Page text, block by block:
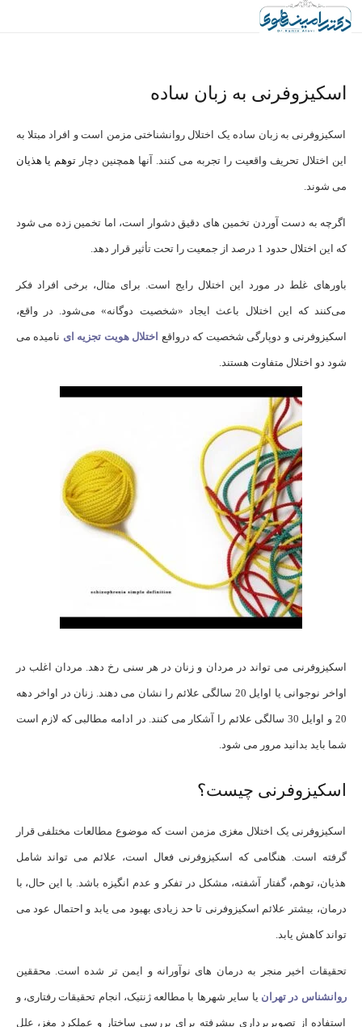
اسکیزوفرنی به زبان ساده
اسکیزوفرنی به زبان ساده یک اختلال روانشناختی مزمن است و افراد مبتلا به
این اختلال تحریف واقعیت را تجربه می کنند. آنها همچنین دچار توهم یا هذیان
می شوند.
اگرچه به دست آوردن تخمین های دقیق دشوار است، اما تخمین زده می شود
که این اختلال حدود 1 درصد از جمعیت را تحت تأثیر قرار دهد.
باورهای غلط در مورد این اختلال رایج است. برای مثال، برخی افراد فکر
می‌کنند که این اختلال باعث ایجاد «شخصیت دوگانه» می‌شود. در واقع،
اسکیزوفرنی و دوپارگی شخصیت که درواقع اختلال هویت تجزیه ای نامیده می
شود دو اختلال متفاوت هستند.
اسکیزوفرنی می تواند در مردان و زنان در هر سنی رخ دهد. مردان اغلب در
اواخر نوجوانی یا اوایل 20 سالگی علائم را نشان می دهند. زنان در اواخر دهه
20 و اوایل 30 سالگی علائم را آشکار می کنند. در ادامه مطالبی که لازم است
شما باید بدانید مرور می شود.
اسکیزوفرنی چیست؟
اسکیزوفرنی یک اختلال مغزی مزمن است که موضوع مطالعات مختلفی قرار
گرفته است. هنگامی که اسکیزوفرنی فعال است، علائم می تواند شامل
هذیان، توهم، گفتار آشفته، مشکل در تفکر و عدم انگیزه باشد. با این حال، با
درمان، بیشتر علائم اسکیزوفرنی تا حد زیادی بهبود می یابد و احتمال عود می
تواند کاهش یابد.
تحقیقات اخیر منجر به درمان های نوآورانه و ایمن تر شده است. محققین
روانشناس در تهران یا سایر شهرها با مطالعه ژنتیک، انجام تحقیقات رفتاری، و
استفاده از تصویربرداری پیشرفته برای بررسی ساختار و عملکرد مغز، علل